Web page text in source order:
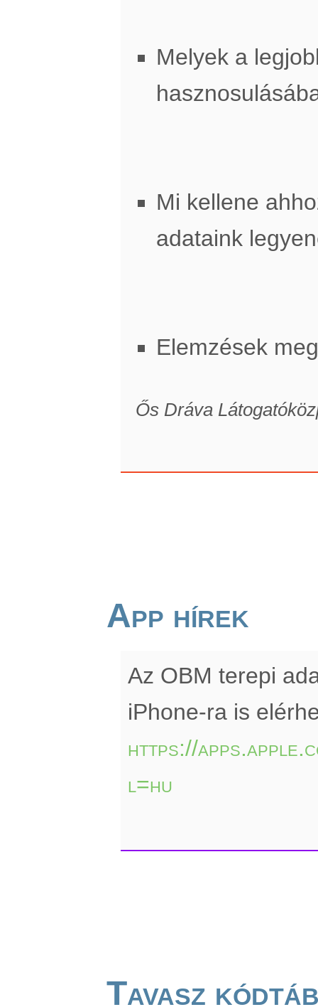
Melyek a
Mi kellene
adataink
Elemzések
Ős Dráva
App hírek
Az OBM terepi
iPhone-ra is
https://
l=hu
Tavasz